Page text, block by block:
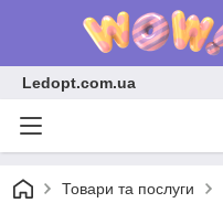
Ledopt.com.ua
Товари та послуги